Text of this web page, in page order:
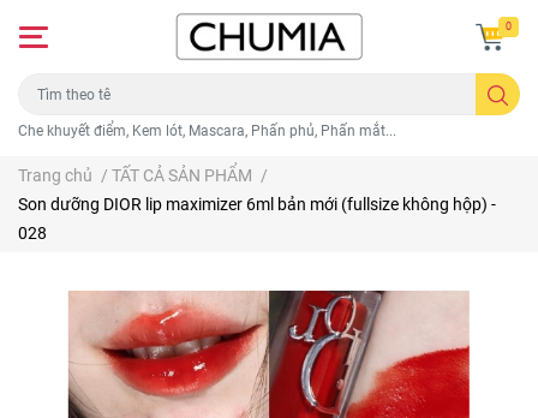
Che khuyết điểm, Kem lót, Mascara, Phấn phủ, Phấn mắt...
0
Trang chủ / TẤT CẢ SẢN PHẨM /
Son dưỡng DIOR lip maximizer 6ml bản mới (fullsize không hộp) -
028